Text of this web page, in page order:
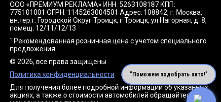
ООО «ПРЕМИУМ РЕКЛАМА» ИНН: 5263108187 КПП:
775101001 ОГРН: 1145263004501 Адрес: 108842, г. Москва,
вн.тер.г. Городской Округ Троицк, г Троицк, ул Нагорная, д. 8,
помещ. 12/11/12/13
¹ Рекомендованная розничная цена с учетом специального
предложения
© 2026, все права защищены
Политика конфиденциальности
Для получения более подробной информации об указанных
акциях, а также о стоимости автомобилей обращайтесь к
"Поможем подобрать авто!"